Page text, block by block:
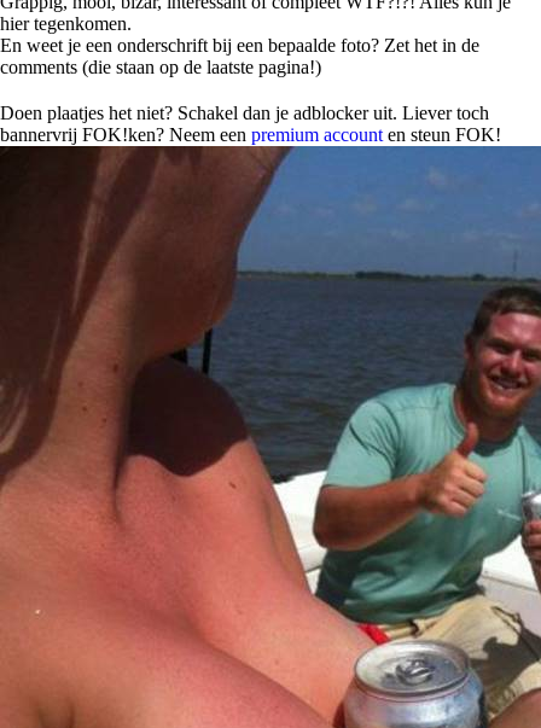
hier tegenkomen.
En weet je een onderschrift bij een bepaalde foto? Zet het in de
comments (die staan op de laatste pagina!)
Doen plaatjes het niet? Schakel dan je adblocker uit. Liever toch
bannervrij FOK!ken? Neem een premium account en steun FOK!